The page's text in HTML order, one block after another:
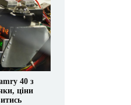
40 з
ціни